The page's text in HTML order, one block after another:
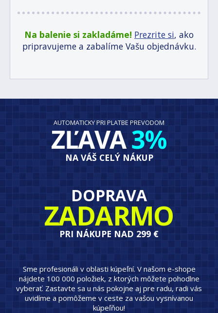
Na balenie si zakladáme! Prezrite si, ako
pripravujeme a zabalíme Vašu objednávku.
AUTOMATICKY PRI PLATBE PREVODOM
ZĽAVA3%
NA VÁŠ CELÝ NÁKUP
DOPRAVA
ZADARMO
PRI NÁKUPE NAD 299 €
Sme profesionáli v oblasti kúpeľní. V našom e-shope
nájdete 100 000 položiek, z ktorých môžete pohodlne
vyberať. Zastavte sa u nás pokojne aj pre radu, radi vás
uvidíme a pomôžeme v ceste za vašou vysnívanou
kúpeľňou!